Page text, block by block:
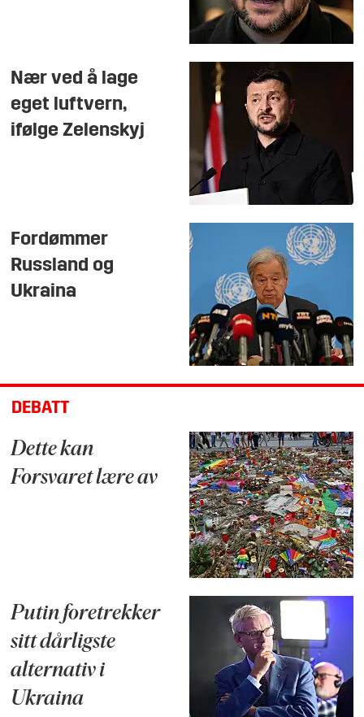
Nær ved å lage
eget luftvern,
ifølge Zelenskyj
Fordømmer
Russland og
Ukraina
DEBATT
Dette kan
Forsvaret lære av
Putin foretrekker
sitt dårligste
alternativ i
Ukraina